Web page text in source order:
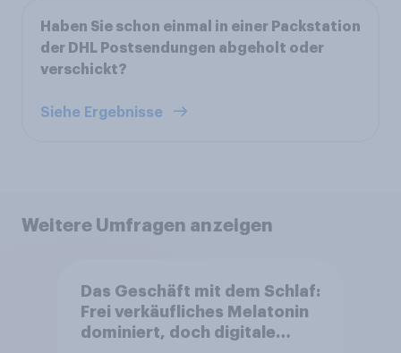
Haben Sie schon einmal in einer Packstation
der DHL Postsendungen abgeholt oder
verschickt?
Siehe Ergebnisse
Weitere Umfragen anzeigen
Das Geschäft mit dem Schlaf:
Frei verkäufliches Melatonin
dominiert, doch digitale